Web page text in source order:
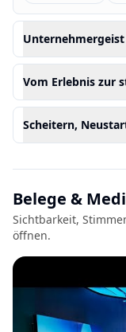
Vom Erlebnis zur
Scheitern,
Belege &
Sichtbarkeit,
öffnen.